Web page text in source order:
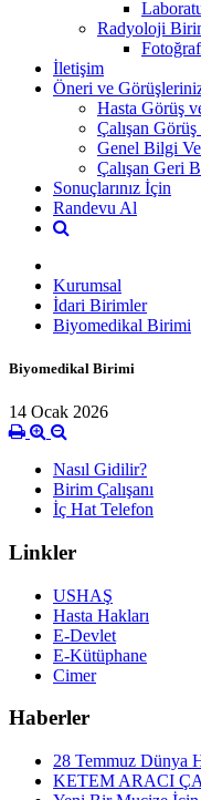
Radyoloji
İletişim
Öneri ve
Hasta Görüş
Çalışan
Genel Bilgi
Çalışan Geri
Sonuçlarınız İçin
Randevu Al
Kurumsal
İdari Birimler
Biyomedikal Birimi
Biyomedikal Birimi
14 Ocak 2026
Nasıl Gidilir?
Birim Çalışanı
İç Hat Telefon
Linkler
USHAŞ
Hasta Hakları
E-Devlet
E-Kütüphane
Cimer
Haberler
28 Temmuz Dünya
KETEM ARACI